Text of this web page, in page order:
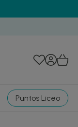
Puntos Liceo